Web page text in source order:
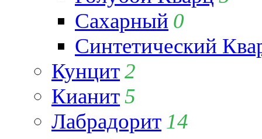
Сахарный 0
Синтетический
Кунцит2
Кианит5
Лабрадорит 14